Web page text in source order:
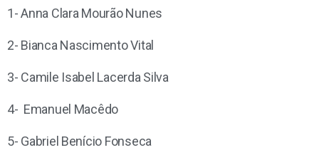
1- Anna Clara Mourão Nunes
2- Bianca Nascimento Vital
3- Camile Isabel Lacerda Silva
4- Emanuel Macêdo
5- Gabriel Benício Fonseca